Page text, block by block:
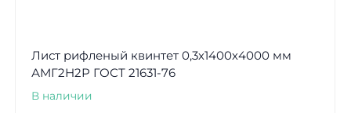
Лист рифленый квинтет 0,3х1400х4000 мм
АМГ2Н2Р ГОСТ 21631-76
В наличии